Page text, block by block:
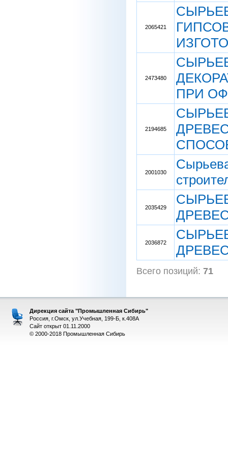
2065421
2473480
ПРИ
2194685
2001030
2035429
2036872
Всего позиций: 71
Дирекция сайта "Промышленная Сибирь"
Россия, г.Омск, ул.Учебная, 199-Б, к.408А
Сайт открыт 01.11.2000
© 2000-2018 Промышленная Сибирь